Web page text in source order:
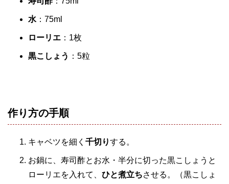
水 ：75ml
ローリエ ：1枚
黒こしょう ：5粒
作り方の手順
キャベツを細く 千切りする。
お鍋に、寿司酢とお水・半分に切った黒こしょうと
ローリエを入れて、 ひと煮立ちさせる。（黒こしょ